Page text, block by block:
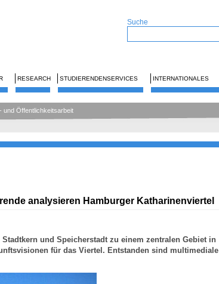
Suche
RESEARCH STUDIERENDENSERVICES INTERNATIONALES
und Öffentlichkeitsarbeit
analysieren Hamburger Katharinenviertel
und Speicherstadt zu einem zentralen Gebiet in
für das Viertel. Entstanden sind multimediale